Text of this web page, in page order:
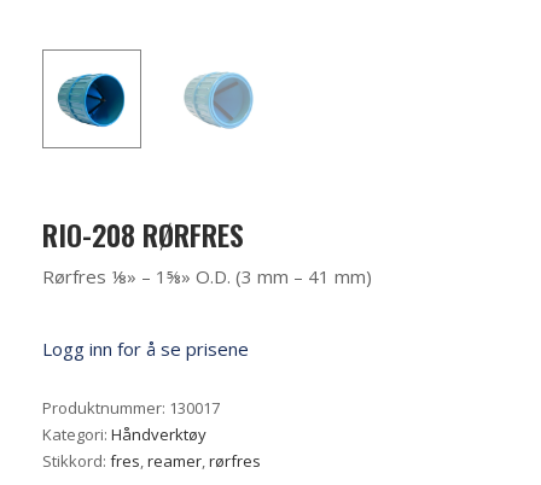
RIO-208 RØRFRES
Rørfres ⅛» – 1⅝» O.D. (3 mm – 41 mm)
Logg inn for å se prisene
Produktnummer: 130017
Kategori: Håndverktøy
Stikkord: fres,reamer,rørfres